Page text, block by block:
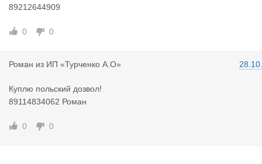
89212644909
0 0
Роман из ИП «Турченко А.О»
Куплю польский дозвол!
89114834062 Роман
0 0